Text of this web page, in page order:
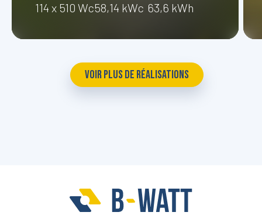
114 x 510 Wc58,14 kWc 63,6 kWh
VOIR PLUS DE RÉALISATIONS